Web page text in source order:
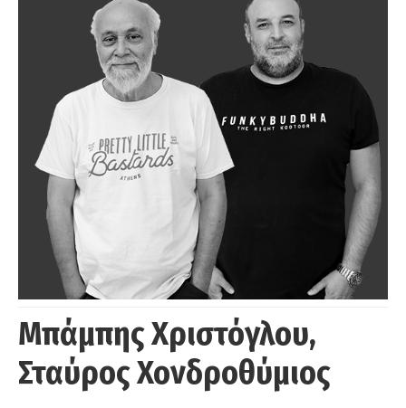
Μπάμπης Χριστόγλου,
Σταύρος Χονδροθύμιος